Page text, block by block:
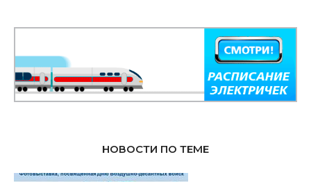
НОВОСТИ ПО ТЕМЕ